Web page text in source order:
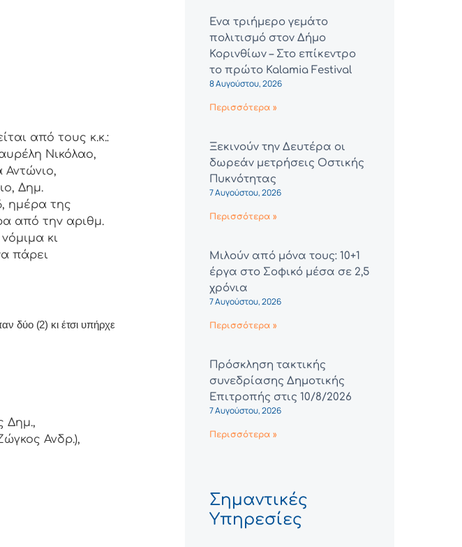
από τoυς κ.κ.:
Νικόλαο,
Δημ.
ημέρα της
από τηv αριθμ.
κι
πάρει
δύο (2) κι έτσι υπήρχε
Δημ.,
Ανδρ.),
Ένα τριήμερο γεμάτο
πολιτισμό στον Δήμο
Κορινθίων – Στο επίκεντρο
το πρώτο Kalamia Festival
8 Αυγούστου, 2026
Περισσότερα »
Ξεκινούν την Δευτέρα οι
δωρεάν μετρήσεις Οστικής
Πυκνότητας
7 Αυγούστου, 2026
Περισσότερα »
Μιλούν από μόνα τους: 10+1
έργα στο Σοφικό μέσα σε 2,5
χρόνια
7 Αυγούστου, 2026
Περισσότερα »
Πρόσκληση τακτικής
συνεδρίασης Δημοτικής
Επιτροπής στις 10/8/2026
7 Αυγούστου, 2026
Περισσότερα »
Σημαντικές
Υπηρεσίες